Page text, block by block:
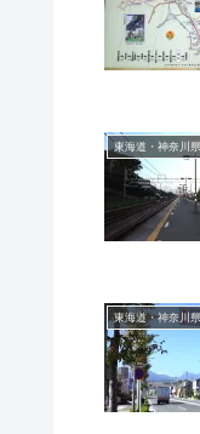
東海道・神奈川県
東海道・神奈川県